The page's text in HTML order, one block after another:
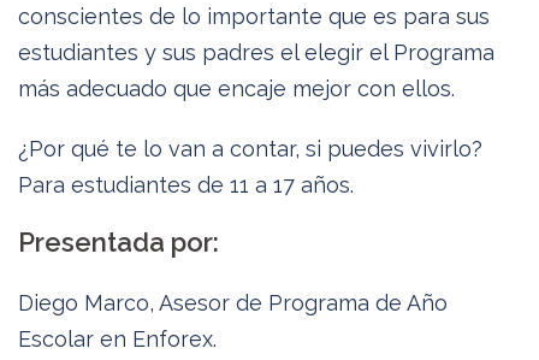
conscientes de lo importante que es para sus
estudiantes y sus padres el elegir el Programa
más adecuado que encaje mejor con ellos.
¿Por qué te lo van a contar, si puedes vivirlo?
Para estudiantes de 11 a 17 años.
Presentada por:
Diego Marco, Asesor de Programa de Año
Escolar en Enforex.